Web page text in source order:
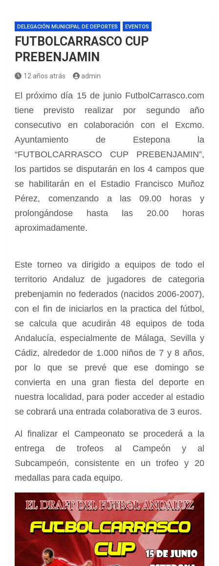
DELEGACIÓN MUNICIPAL DE DEPORTES EVENTOS
FUTBOLCARRASCO CUP
PREBENJAMIN
12 años atrás admin
El próximo día 15 de junio FutbolCarrasco.com
tiene previsto realizar por segundo año
consecutivo en colaboración con el Excmo.
Ayuntamiento de Estepona la
“FUTBOLCARRASCO CUP PREBENJAMIN”,
los partidos se disputarán en los 4 campos que
se habilitarán en el Estadio Francisco Muñoz
Pérez, comenzando a las 09.00 horas y
prolongándose hasta las 20.00 horas
aproximadamente.
Este torneo va dirigido a equipos de todo el
territorio Andaluz de jugadores de categoria
prebenjamin no federados (nacidos 2006-2007),
con el fin de iniciarlos en la practica del fútbol,
se calcula que acudirán 48 equipos de toda
Andalucía, especialmente de Málaga, Sevilla y
Cádiz, alrededor de 1.000 niños de 7 y 8 años,
por lo que se prevé que ese domingo se
convierta en una gran fiesta del deporte en
nuestra localidad, para poder acceder al estadio
se cobrará una entrada colaborativa de 3 euros.
Al finalizar el Campeonato se procederá a la
entrega de trofeos al Campeón y al
Subcampeón, consistente en un trofeo y 20
medallas para cada equipo.